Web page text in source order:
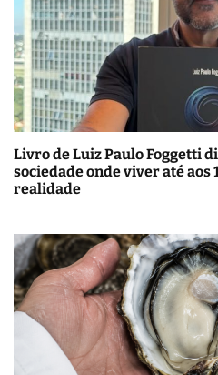
Livro de Luiz Paulo Foggetti
sociedade onde viver até aos
realidade